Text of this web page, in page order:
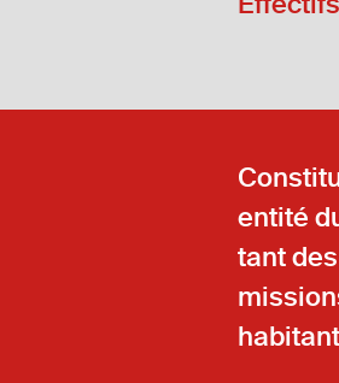
entité
tant